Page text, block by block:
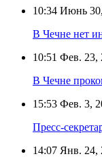
10:34 Июнь
В Чечне нет
10:51 Фев. 23,
В Чечне
15:53 Фев. 3,
Пресс-
14:07 Янв. 24,